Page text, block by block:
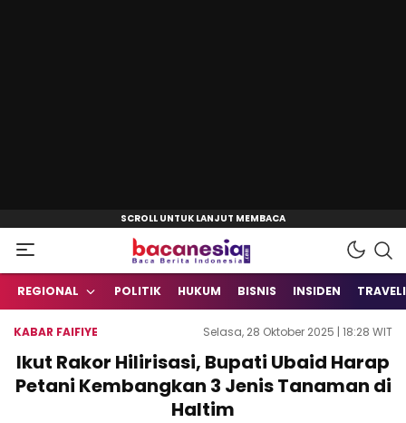
Bacanesia.com
Baca Berita Indonesia
REGIONAL POLITIK HUKUM BISNIS INSIDEN
KABAR FAIFIYE Selasa, 28 Oktober 2025 | 18:28 WIT
Ikut Rakor Hilirisasi, Bupati Ubaid Harap
Petani Kembangkan 3 Jenis Tanaman di
Haltim